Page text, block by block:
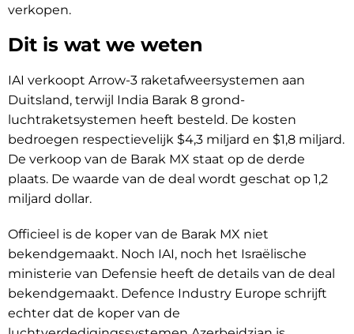
verkopen.
Dit is wat we weten
IAI verkoopt Arrow-3 raketafweersystemen aan
Duitsland, terwijl India Barak 8 grond-
luchtraketsystemen heeft besteld. De kosten
bedroegen respectievelijk $4,3 miljard en $1,8 miljard.
De verkoop van de Barak MX staat op de derde
plaats. De waarde van de deal wordt geschat op 1,2
miljard dollar.
Officieel is de koper van de Barak MX niet
bekendgemaakt. Noch IAI, noch het Israëlische
ministerie van Defensie heeft de details van de deal
bekendgemaakt. Defence Industry Europe schrijft
echter dat de koper van de